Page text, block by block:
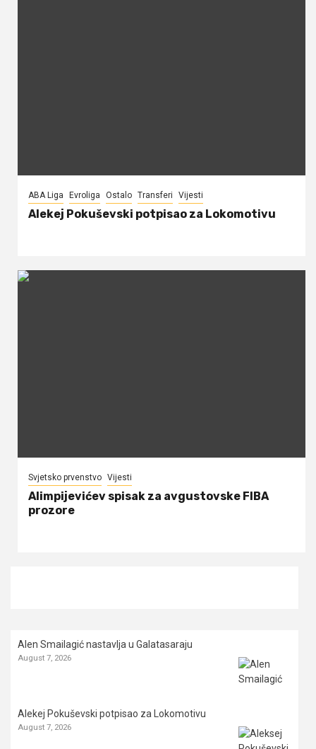
ABA Liga Evroliga Ostalo Transferi Vijesti
Alekej Pokuševski potpisao za Lokomotivu
Svjetsko prvenstvo Vijesti
Alimpijevićev spisak za avgustovske FIBA
prozore
Alen Smailagić nastavlja u Galatasaraju
August 7, 2026
Alekej Pokuševski potpisao za Lokomotivu
August 7, 2026